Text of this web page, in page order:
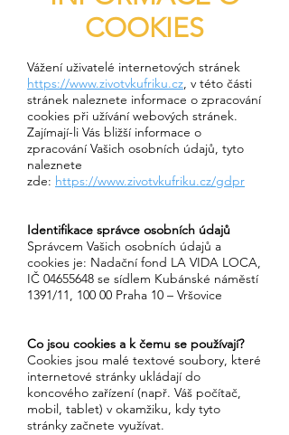
COOKIES
Vážení uživatelé internetových stránek
https://www.zivotvkufriku.cz, v této části
stránek naleznete informace o zpracování
cookies při užívání webových stránek.
Zajímají-li Vás bližší informace o
zpracování Vašich osobních údajů, tyto
naleznete
zde: https://www.zivotvkufriku.cz/gdpr
Identifikace správce osobních údajů
Správcem Vašich osobních údajů a
cookies je: Nadační fond LA VIDA LOCA,
IČ 04655648 se sídlem Kubánské náměstí
1391/11, 100 00 Praha 10 – Vršovice
Co jsou cookies a k čemu se používají?
Cookies jsou malé textové soubory, které
internetové stránky ukládají do
koncového zařízení (např. Váš počítač,
mobil, tablet) v okamžiku, kdy tyto
stránky začnete využívat.